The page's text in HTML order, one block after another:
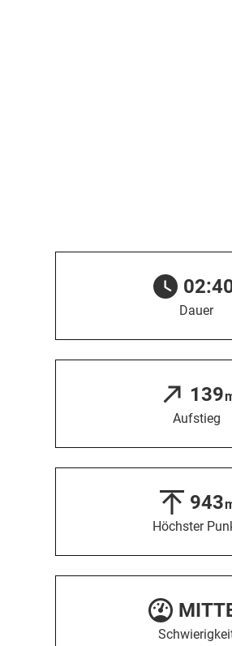
Dauer
139
Aufstieg
943
Höchster